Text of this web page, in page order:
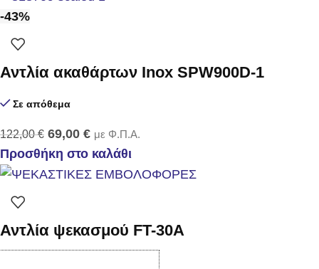
-43%
Αντλία ακαθάρτων Inox SPW900D-1
Σε απόθεμα
122,00€ 69,00 € με Φ.Π.Α.
Προσθήκη στο καλάθι
Αντλία ψεκασμού FT-30Α